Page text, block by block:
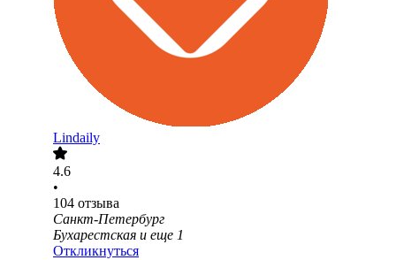
Lindaily
4.6
•
104 отзыва
Санкт-Петербург
Бухарестская и еще 1
Откликнуться